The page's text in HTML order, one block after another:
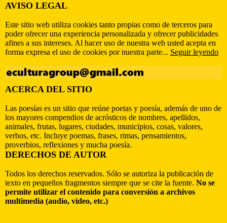
AVISO LEGAL
Este sitio web utiliza cookies tanto propias como de terceros para
poder ofrecer una experiencia personalizada y ofrecer publicidades
afines a sus intereses. Al hacer uso de nuestra web usted acepta en
forma expresa el uso de cookies por nuestra parte... Seguir leyendo
ACERCA DEL SITIO
Las poesías es un sitio que reúne poetas y poesía, además de uno de
los mayores compendios de acrósticos de nombres, apellidos,
animales, frutas, lugares, ciudades, municipios, cosas, valores,
verbos, etc. Incluye poemas, frases, rimas, pensamientos,
proverbios, reflexiones y mucha poesía.
DERECHOS DE AUTOR
Todos los derechos reservados. Sólo se autoriza la publicación de
texto en pequeños fragmentos siempre que se cite la fuente. No se
permite utilizar el contenido para conversión a archivos
multimedia (audio, video, etc.)